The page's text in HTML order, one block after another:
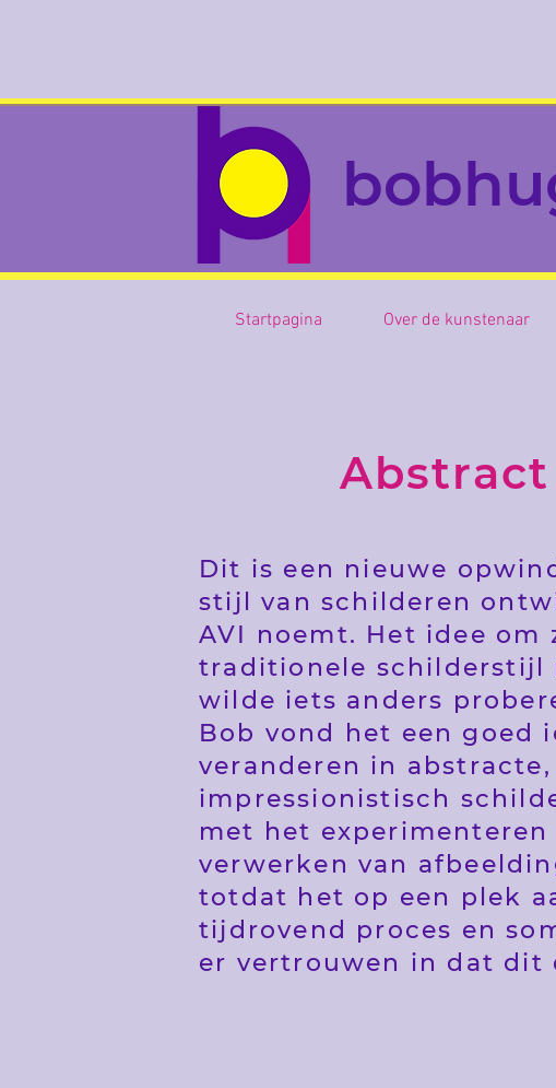
Startpagina Over de kunstenaar
Dit is een nieuwe
stijl van schilderen
AVI noemt. Het idee
traditionele schilderstijl
wilde iets anders
Bob vond het een goed
veranderen in
impressionistisch
met het
verwerken van
totdat het op een plek
tijdrovend proces en
er vertrouwen in dat dit